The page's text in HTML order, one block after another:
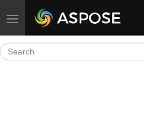
Toggle navigation